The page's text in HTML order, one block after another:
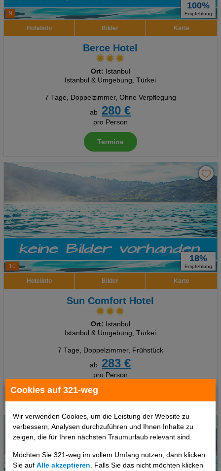
Cookies auf 321-weg
Wir verwenden Cookies, um die Leistung der Website zu
verbessern, Analysen durchzuführen und Ihnen Inhalte zu
zeigen, die für Ihren nächsten Traumurlaub relevant sind.
Möchten Sie 321-weg im vollem Umfang nutzen, dann klicken
Sie aufAlle akzeptieren . Falls Sie das nicht möchten klicken
9
100%
Empfehlung
Hotelinfo Bilder Karte
Berce Hotel
Ort: Istanbul
Istanbul & Umgebung, Türkei
7 Tage, Doppelzimmer, Ohne Verpflegung
ab
280 €
pro Person
Termine
10
18%
Empfehlung
Hotelinfo Bilder Karte
Sun Comfort Hotel
Ort: Istanbul
Istanbul & Umgebung, Türkei
7 Tage, Doppelzimmer, Frühstück
ab
283 €
pro Person
Termine